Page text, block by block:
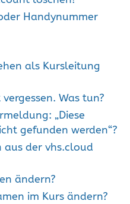
Handynummer
als Kursleitung
Was tun?
„Diese
gefunden werden“?
der vhs.cloud
ändern?
im Kurs ändern?